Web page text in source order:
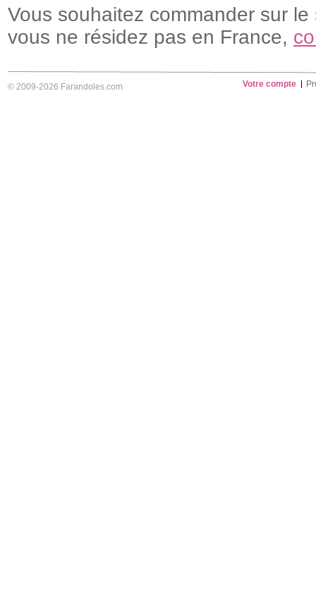
Vous souhaitez commander sur
vous ne résidez pas en France,
© 2009-2026 Farandoles.com Votre compte